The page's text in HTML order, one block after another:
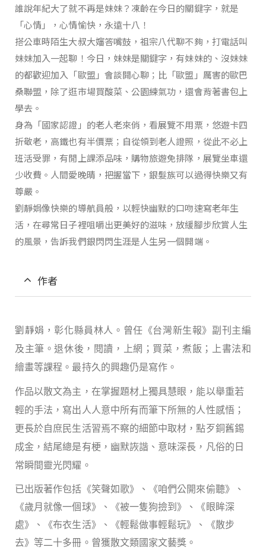
誰說年紀大了就不再是妹妹？凍齡在今日的關鍵字，就是
「心情」，心情愉快，永遠十八！
搭公車時陌生大叔大嬸答嘴鼓，祖宗八代聊不夠，打電話叫
妹妹加入一起聊！今日，妹妹是關鍵字，有妹妹的、沒妹妹
的都歡迎加入「歐盟」會談開心聊；比「歐盟」厲害的歐巴
桑聯盟，除了逛市場買酸菜、公園練氣功，還會背著書包上
學去。
身為「國家認證」的老人老來俏，看展覽不用票，悠遊卡四
折敬老，高鐵也有半價票；自從領到老人證照，從此不必上
班活受罪，有閒上課添品味，購物旅遊免排隊，展覽坐車還
少收費。人間愛晚晴，把握當下，銀髮族可以過得快樂又有
尊嚴。
劉靜娟像快樂的導航員般，以輕快幽默的口吻速寫老年生
活，在尋常日子裡咀嚼出更美好的滋味，放緩腳步欣賞人生
的風景，告訴我們銀閃閃生涯是人生另一個開端。
作者
劉靜娟，彰化縣員林人。曾任《台灣新生報》副刊主編
及主筆。退休後，閱讀，上網；買菜，煮飯；上書法和
繪畫等課程。最持久的興趣仍是寫作。
作品以散文為主，在掌握題材上獨具慧眼，能以舉重若
輕的手法，寫出人人意中所有而筆下所無的人性感悟；
更長於自庶民生活習焉不察的細節中取材，點歹銅舊錫
成金，結尾總是有梗，幽默詼諧、意味深長，凡俗的日
常瞬間靈光閃耀。
已出版著作包括《笑聲如歌》、《咱們公開來偷聽》、
《歲月就像一個球》、《被一隻狗撿到》、《眼眸深
處》、《布衣生活》、《輕鬆做事輕鬆玩》、《散步
去》等二十多冊。曾獲散文類國家文藝獎。